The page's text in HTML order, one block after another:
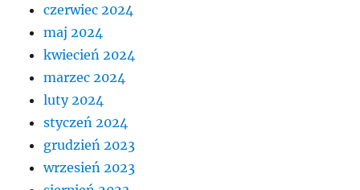
czerwiec 2024
maj 2024
kwiecień 2024
marzec 2024
luty 2024
styczeń 2024
grudzień 2023
wrzesień 2023